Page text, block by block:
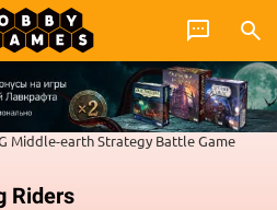
Middle-earth Strategy Battle Game
Riders